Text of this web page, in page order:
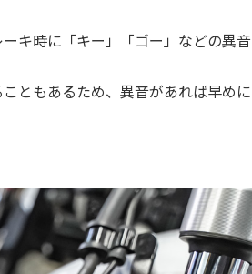
キ時に「キー」「ゴー」などの異音
ともあるため、異音があれば早めに